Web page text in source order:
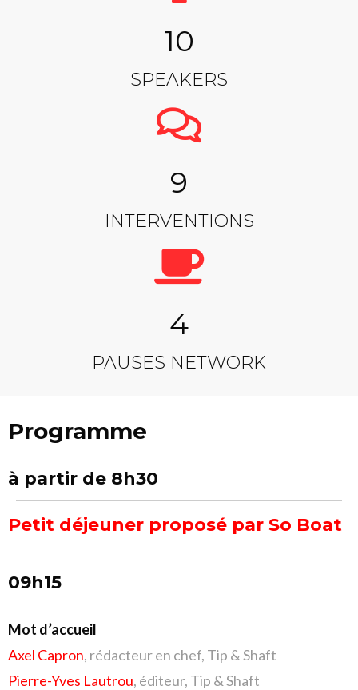
10
SPEAKERS
9
INTERVENTIONS
4
PAUSES NETWORK
Programme
à partir de 8h30
Petit déjeuner proposé par So Boat
09h15
Mot d’accueil
Axel Capron, rédacteur en chef, Tip & Shaft
Pierre-Yves Lautrou, éditeur, Tip & Shaft